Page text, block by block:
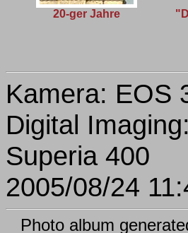
20-ger Jahre
Kamera: EOS
Digital
Superia 400
2005/08/24
Photo album